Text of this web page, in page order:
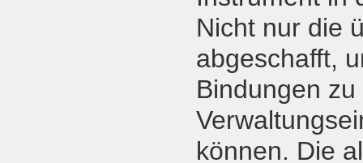
Nicht nur die
abgeschafft,
Bindungen
können. Die